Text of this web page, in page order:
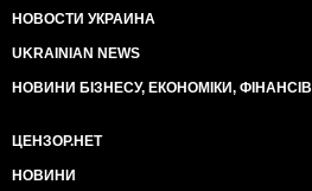
НОВОСТИ УКРАИНА
UKRAINIAN NEWS
НОВИНИ БІЗНЕСУ, ЕКОНОМІКИ, ФІНАНСІВ
ЦЕНЗОР.НЕТ
НОВИНИ